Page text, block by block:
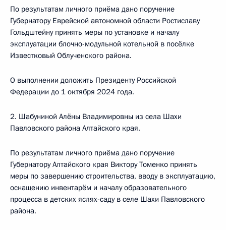
По результатам личного приёма дано поручение
Губернатору Еврейской автономной области Ростиславу
Гольдштейну принять меры по установке и началу
эксплуатации блочно-модульной котельной в посёлке
Известковый Облученского района.
О выполнении доложить Президенту Российской
Федерации до 1 октября 2024 года.
2. Шабуниной Алёны Владимировны из села Шахи
Павловского района Алтайского края.
По результатам личного приёма дано поручение
Губернатору Алтайского края Виктору Томенко принять
меры по завершению строительства, вводу в эксплуатацию,
оснащению инвентарём и началу образовательного
процесса в детских яслях-саду в селе Шахи Павловского
района.